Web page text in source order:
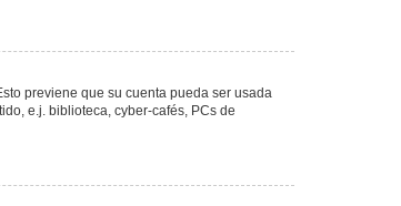
previene que su cuenta pueda ser usada
e.j. biblioteca, cyber-cafés, PCs de